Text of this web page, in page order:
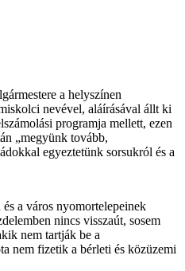
a helyszínen
nevével, aláírásával állt ki
programja mellett, ezen
„megyünk tovább,
egyeztetünk sorsukról és a
a város nyomortelepeinek
nincs visszaút, sosem
nem tartják be a
nem fizetik a bérleti és közüzemi